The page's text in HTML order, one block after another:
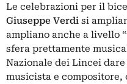
Le celebrazioni per il
Giuseppe Verdi si
ampliano anche a livello
sfera prettamente
Nazionale dei Lincei dare
musicista e compositore,